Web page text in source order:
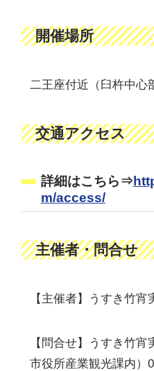
開催場所
二王座付近（臼杵中心
交通アクセス
詳細はこちら⇒
m/access/
主催者・問合せ
【主催者】うすき竹宵
【問合せ】うすき竹
市役所産業観光課内）